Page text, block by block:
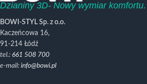
Dzianiny 3D- Nowy wymiar komfortu.
BOWI-STYL Sp. z o.o.
Kaczeńcowa 16,
91-214 Łódź
tel.: 661 508 700
e-mail: info@bowi.pl